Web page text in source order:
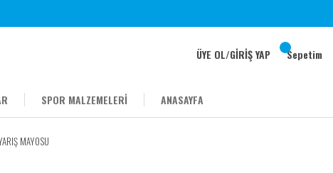
ÜYE OL/GİRİŞ YAP Sepetim
SPOR MALZEMELERİ ANASAYFA
MAYOSU